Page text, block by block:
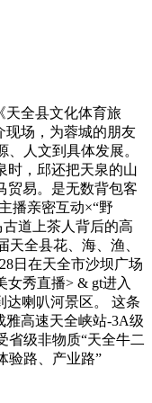
天全县文化体育旅
现场，为蓉城的朋友
人文到具体发展。
时，邱还把天泉的山
贸易。是无数背包客
播亲密互动×“野
道上茶人背后的高
全县花、海、渔、
日在天全市沙坝广场
秀直播> & gt进入
达喇叭河景区。 这条
雅高速天全峡站-3A级
省级非物质“天全牛二
验路、产业路”